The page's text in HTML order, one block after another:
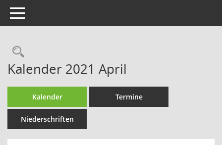
Toggle navigation
Rechercheauswahl
Kalender 2021 April
Kalender Termine
Niederschriften